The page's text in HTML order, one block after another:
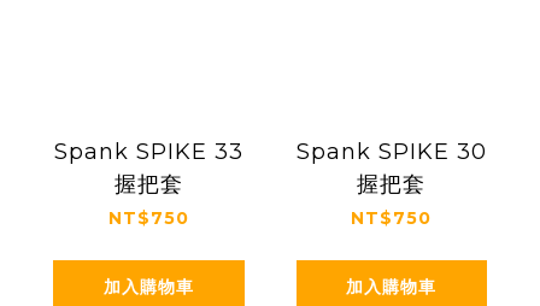
Spank SPIKE 33
握把套
NT$750
加入購物車
Spank SPIKE 30
握把套
NT$750
加入購物車